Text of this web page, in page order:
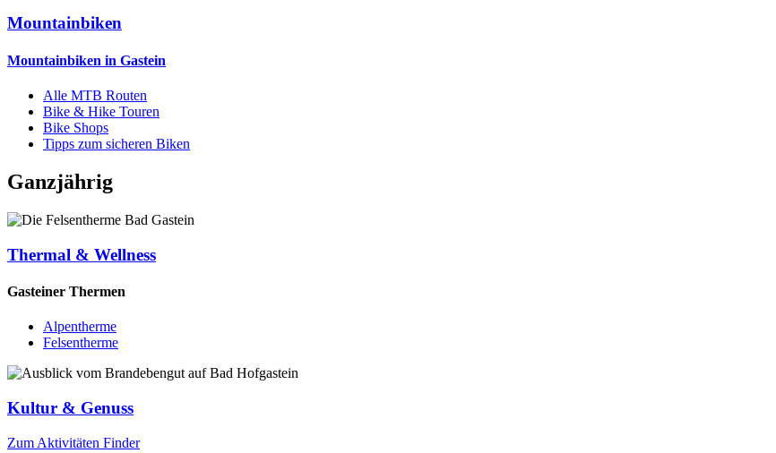
Mountainbiken
Mountainbiken in Gastein
Alle MTB Routen
Bike & Hike Touren
Bike Shops
Tipps zum sicheren Biken
Ganzjährig
Thermal & Wellness
Gasteiner Thermen
Alpentherme
Felsentherme
Kultur & Genuss
Zum Aktivitäten Finder